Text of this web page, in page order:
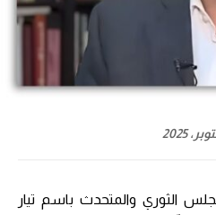
الثوري والمتحدث باسم تيار